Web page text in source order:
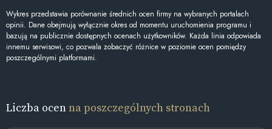
Wykres przedstawia porównanie średnich ocen firmy na wybranych portalach
opinii. Dane obejmują wyłącznie okres od momentu uruchomienia programu i
bazują na publicznie dostępnych ocenach użytkowników. Każda linia odpowiada
innemu serwisowi, co pozwala zobaczyć różnice w poziomie ocen pomiędzy
poszczególnymi platformami.
Liczba ocenna poszczególnych stronach